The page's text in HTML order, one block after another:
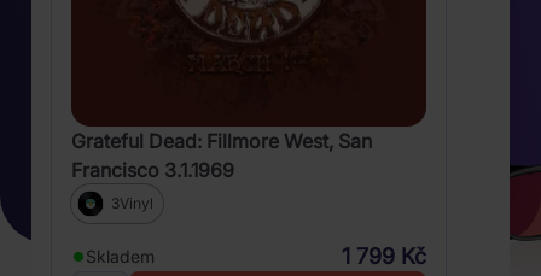
Grateful Dead: Fillmore West, San
Francisco 3.1.1969
3Vinyl
Skladem 1 799 Kč